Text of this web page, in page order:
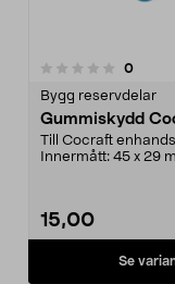
0
Bygg reservdelar
Gummiskydd
Till Cocraft
Innermått: 45 x 29
15,00
Se